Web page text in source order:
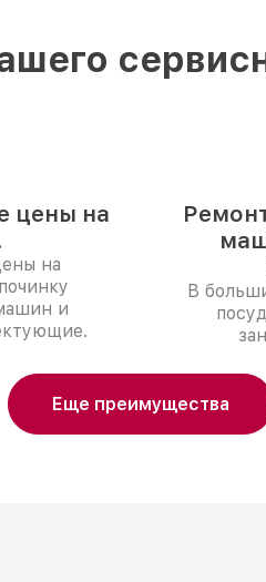
цены на
на
и
В
Еще преимущества